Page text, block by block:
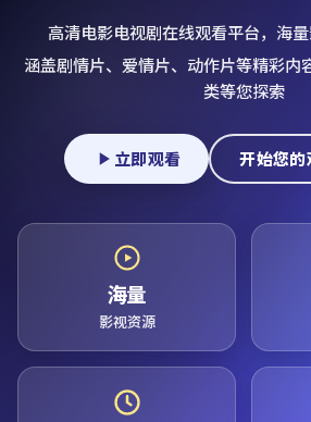
高清电影电视剧在线观看平台，海
涵盖剧情片、爱情片、动作片等精彩内
类等您探索
立即观看 开始您的
海量
影视资源